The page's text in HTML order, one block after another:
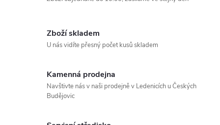
Zboží skladem
U nás vidíte přesný počet kusů skladem
Kamenná prodejna
Navštivte nás v naši prodejně v Ledenicích u Českých
Budějovic